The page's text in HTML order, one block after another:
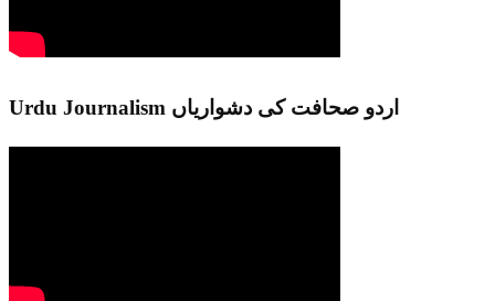
Urdu Journalism اردو صحافت کی دشواریاں